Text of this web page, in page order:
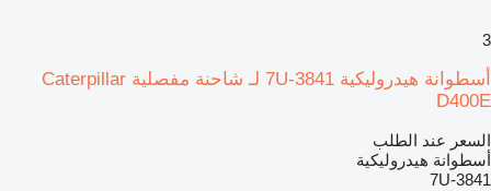
3
أسطوانة هيدروليكية 7U-3841 لـ شاحنة مفصلية Caterpillar
D400E
السعر عند الطلب
أسطوانة هيدروليكية
7U-3841